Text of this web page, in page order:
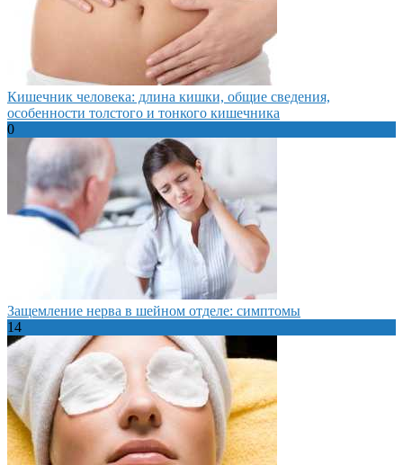
Кишечник человека: длина кишки, общие сведения,
особенности толстого и тонкого кишечника
0
Защемление нерва в шейном отделе: симптомы
14